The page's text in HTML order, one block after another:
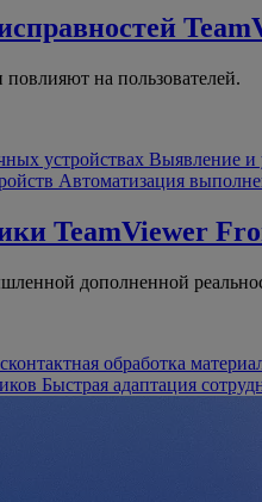
на пользователей.
устройствах Выявление и
Автоматизация
TeamViewer
дополненной
обработка
Быстрая адаптация